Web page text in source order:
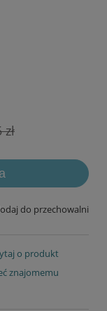
do przechowalni
o produkt
znajomemu